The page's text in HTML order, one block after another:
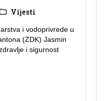
Vijesti
i vodoprivrede u
(ZDK) Jasmin
i sigurnost